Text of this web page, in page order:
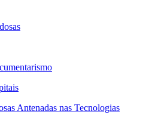
Antenadas nas Tecnologias